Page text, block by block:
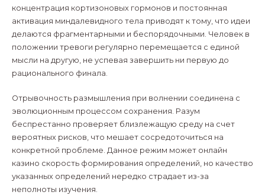
концентрация кортизоновых гормонов и постоянная
активация миндалевидного тела приводят к тому, что идеи
делаются фрагментарными и беспорядочными. Человек в
положении тревоги регулярно перемещается с единой
мысли на другую, не успевая завершить ни первую до
рационального финала.
Отрывочность размышления при волнении соединена с
эволюционным процессом сохранения. Разум
беспрестанно проверяет близлежащую среду на счет
вероятных рисков, что мешает сосредоточиться на
конкретной проблеме. Данное режим может онлайн
казино скорость формирования определений, но качество
указанных определений нередко страдает из-за
неполноты изучения.